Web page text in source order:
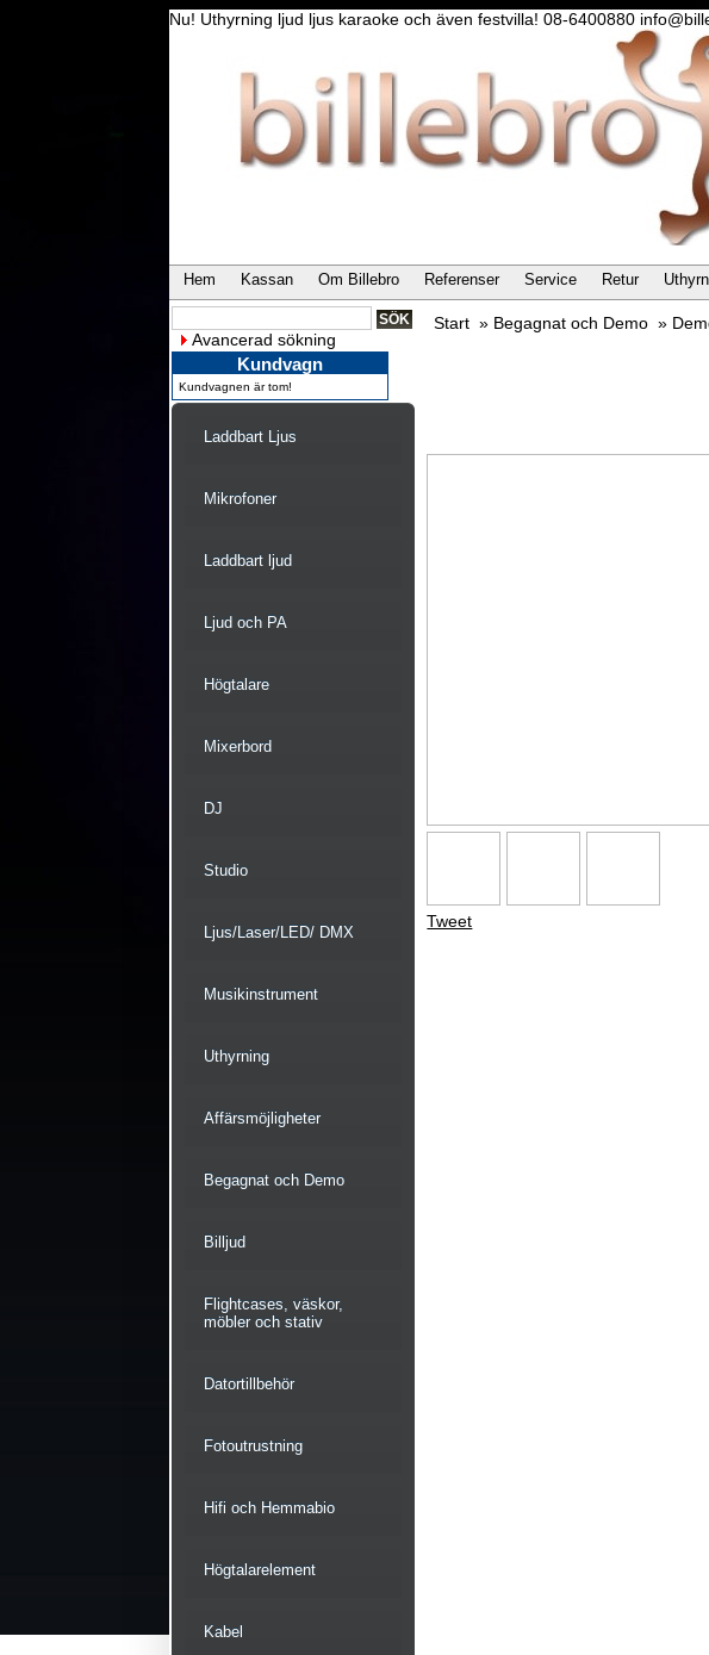
Nu! Uthyrning ljud ljus karaoke och även festvilla! 08-6400880
Hem Kassan Om Billebro Referenser Service Retur
Avancerad sökning
Kundvagn
Kundvagnen är tom!
Laddbart Ljus
Mikrofoner
Laddbart ljud
Ljud och PA
Högtalare
Mixerbord
DJ
Studio
Ljus/Laser/LED/ DMX
Musikinstrument
Uthyrning
Affärsmöjligheter
Begagnat och Demo
Billjud
Flightcases, väskor,
möbler och stativ
Datortillbehör
Fotoutrustning
Hifi och Hemmabio
Högtalarelement
Kabel
Start » Begagnat och Demo »
Tweet